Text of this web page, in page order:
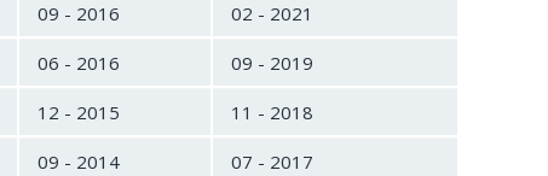
09 - 2016 02 - 2021
06 - 2016 09 - 2019
12 - 2015 11 - 2018
09 - 2014 07 - 2017